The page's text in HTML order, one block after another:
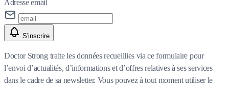
Adresse email
S'inscrire
Doctor Strong traite les données recueillies via ce formulaire pour
l’envoi d’actualités, d’informations et d’offres relatives à ses services
dans le cadre de sa newsletter. Vous pouvez à tout moment utiliser le